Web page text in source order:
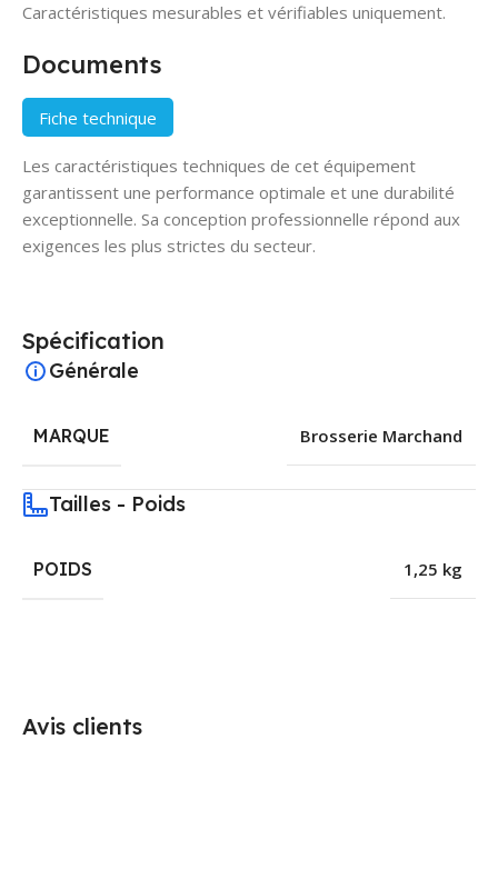
Caractéristiques mesurables et vérifiables uniquement.
Documents
Fiche technique
Les caractéristiques techniques de cet équipement
garantissent une performance optimale et une durabilité
exceptionnelle. Sa conception professionnelle répond aux
exigences les plus strictes du secteur.
Spécification
Générale
MARQUE Brosserie Marchand
Tailles - Poids
POIDS 1,25 kg
Avis clients